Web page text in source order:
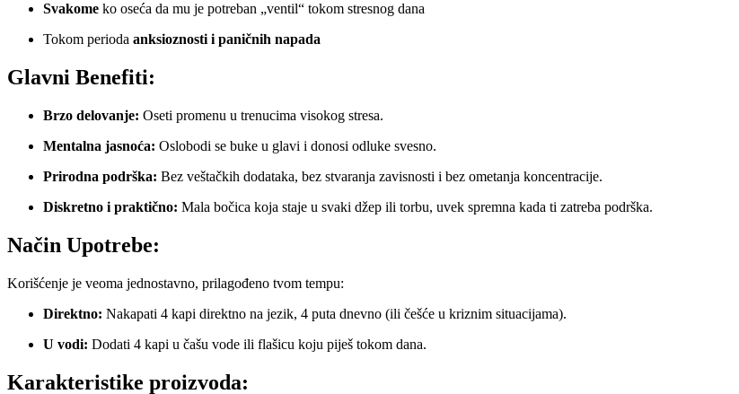
Svakome ko oseća da mu je potreban „ventil“ tokom stresnog dana
Tokom perioda anksioznosti i paničnih napada
Glavni Benefiti:
Brzo delovanje: Oseti promenu u trenucima visokog stresa.
Mentalna jasnoća: Oslobodi se buke u glavi i donosi odluke svesno.
Prirodna podrška: Bez veštačkih dodataka, bez stvaranja zavisnosti i bez ometanja koncentracije.
Diskretno i praktično: Mala bočica koja staje u svaki džep ili torbu, uvek spremna kada ti zatreba podrška.
Način Upotrebe:
Korišćenje je veoma jednostavno, prilagođeno tvom tempu:
Direktno: Nakapati 4 kapi direktno na jezik, 4 puta dnevno (ili češće u kriznim situacijama).
U vodi: Dodati 4 kapi u čašu vode ili flašicu koju piješ tokom dana.
Karakteristike proizvoda: